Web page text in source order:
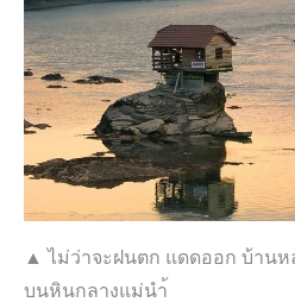
▲ ไม่ว่าจะฝนตก แดดออก บ้านห
บนหินกลางแม่นำ้